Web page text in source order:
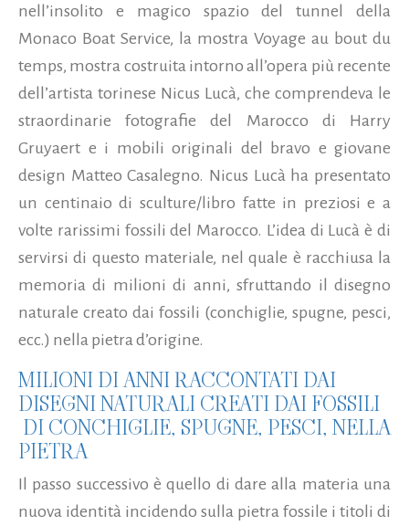
nell’insolito e magico spazio del tunnel della
Monaco Boat Service, la mostra Voyage au bout du
temps, mostra costruita intorno all’opera più recente
dell’artista torinese Nicus Lucà, che comprendeva le
straordinarie fotografie del Marocco di Harry
Gruyaert e i mobili originali del bravo e giovane
design Matteo Casalegno. Nicus Lucà ha presentato
un centinaio di sculture/libro fatte in preziosi e a
volte rarissimi fossili del Marocco. L’idea di Lucà è di
servirsi di questo materiale, nel quale è racchiusa la
memoria di milioni di anni, sfruttando il disegno
naturale creato dai fossili (conchiglie, spugne, pesci,
ecc.) nella pietra d’origine.
MILIONI DI ANNI RACCONTATI DAI
DISEGNI NATURALI CREATI DAI FOSSILI
DI CONCHIGLIE, SPUGNE, PESCI, NELLA
PIETRA
Il passo successivo è quello di dare alla materia una
nuova identità incidendo sulla pietra fossile i titoli di